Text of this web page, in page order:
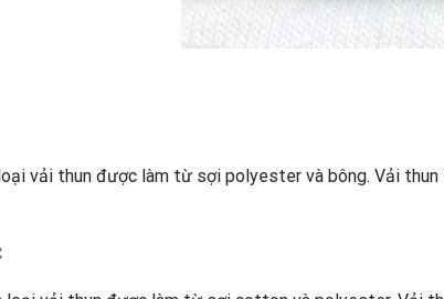
vải thun được làm từ sợi polyester và bông. Vải